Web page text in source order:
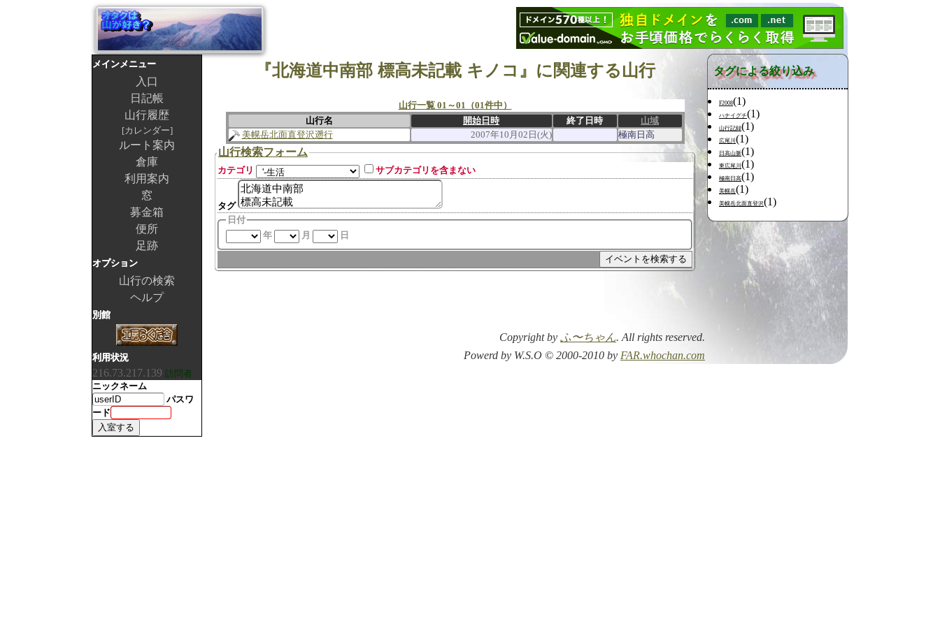
『北海道中南部 標高未記載 キノコ』に関連する山行
山行一覧 01～01（01件中）
山行名
開始日時 終了日時
山域
美幌岳北面直登沢遡行
2007年10月02日(火) 極南日高
山行検索フォーム
カテゴリ サブカテゴリを含まない
タグ
日付
年
月 日
タグによる絞り込み
F2008(1)
ハナイグチ(1)
山行記録(1)
広尾川 (1)
日高山脈(1)
東広尾川 (1)
極南日高(1)
美幌岳(1)
美幌岳北面直登沢(1)
メインメニュー
入口
日記帳
山行履歴
カレンダー
ルート案内
倉庫
利用案内
窓
募金箱
便所
足跡
オプション
山行の検索
ヘルプ
別館
利用状況
216.73.217.139 訪問者
ニックネーム
パスワ
ード
Copyright by ふ〜ちゃん. All rights reserved.
Powerd by W.S.O © 2000-2010 by FAR.whochan.com